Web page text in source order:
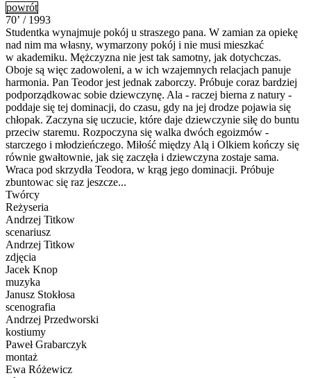
powrót
70’ / 1993
Studentka wynajmuje pokój u straszego pana. W zamian za opiekę
nad nim ma własny, wymarzony pokój i nie musi mieszkać
w akademiku. Mężczyzna nie jest tak samotny, jak dotychczas.
Oboje są więc zadowoleni, a w ich wzajemnych relacjach panuje
harmonia. Pan Teodor jest jednak zaborczy. Próbuje coraz bardziej
podporządkowac sobie dziewczynę. Ala - raczej bierna z natury -
poddaje się tej dominacji, do czasu, gdy na jej drodze pojawia się
chłopak. Zaczyna się uczucie, które daje dziewczynie siłę do buntu
przeciw staremu. Rozpoczyna się walka dwóch egoizmów -
starczego i młodzieńczego. Miłość między Alą i Olkiem kończy się
równie gwałtownie, jak się zaczęła i dziewczyna zostaje sama.
Wraca pod skrzydła Teodora, w krąg jego dominacji. Próbuje
zbuntowac się raz jeszcze...
Twórcy
Reżyseria
Andrzej Titkow
scenariusz
Andrzej Titkow
zdjęcia
Jacek Knop
muzyka
Janusz Stokłosa
scenografia
Andrzej Przedworski
kostiumy
Paweł Grabarczyk
montaż
Ewa Różewicz